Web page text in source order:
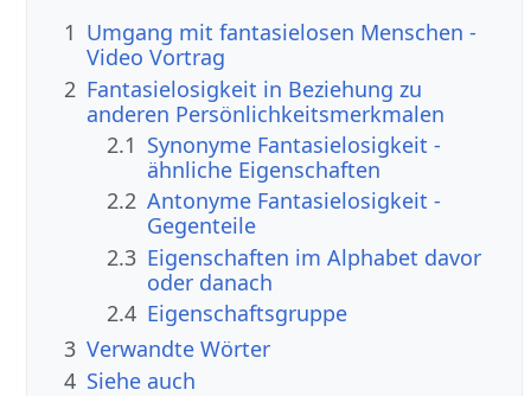
1 Umgang mit fantasielosen Menschen -
Video Vortrag
2 Fantasielosigkeit in Beziehung zu
anderen Persönlichkeitsmerkmalen
2.1 Synonyme Fantasielosigkeit -
ähnliche Eigenschaften
2.2 Antonyme Fantasielosigkeit -
Gegenteile
2.3 Eigenschaften im Alphabet davor
oder danach
2.4 Eigenschaftsgruppe
3 Verwandte Wörter
4 Siehe auch